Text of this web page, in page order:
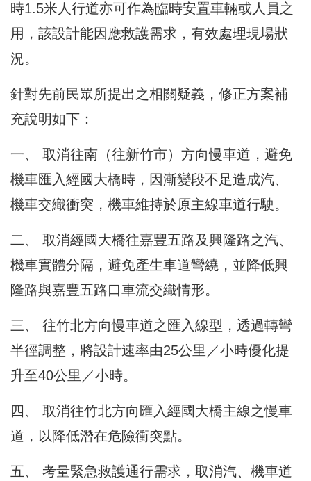
時1.5米人行道亦可作為臨時安置車輛或人員之
用，該設計能因應救護需求，有效處理現場狀
況。
針對先前民眾所提出之相關疑義，修正方案補
充說明如下：
一、 取消往南（往新竹市）方向慢車道，避免
機車匯入經國大橋時，因漸變段不足造成汽、
機車交織衝突，機車維持於原主線車道行駛。
二、 取消經國大橋往嘉豐五路及興隆路之汽、
機車實體分隔，避免產生車道彎繞，並降低興
隆路與嘉豐五路口車流交織情形。
三、 往竹北方向慢車道之匯入線型，透過轉彎
半徑調整，將設計速率由25公里／小時優化提
升至40公里／小時。
四、 取消往竹北方向匯入經國大橋主線之慢車
道，以降低潛在危險衝突點。
五、 考量緊急救護通行需求，取消汽、機車道